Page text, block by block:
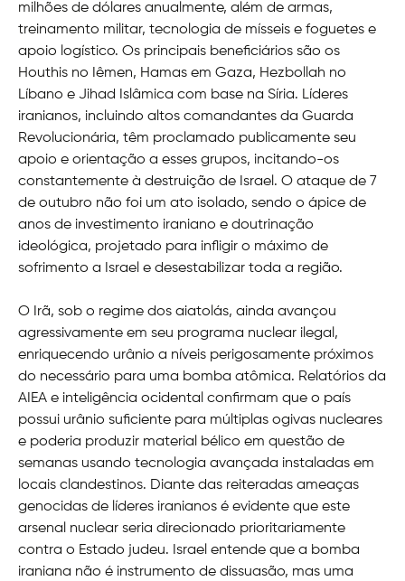
milhões de dólares anualmente, além de armas,
treinamento militar, tecnologia de mísseis e foguetes e
apoio logístico. Os principais beneficiários são os
Houthis no Iêmen, Hamas em Gaza, Hezbollah no
Líbano e Jihad Islâmica com base na Síria. Líderes
iranianos, incluindo altos comandantes da Guarda
Revolucionária, têm proclamado publicamente seu
apoio e orientação a esses grupos, incitando-os
constantemente à destruição de Israel. O ataque de 7
de outubro não foi um ato isolado, sendo o ápice de
anos de investimento iraniano e doutrinação
ideológica, projetado para infligir o máximo de
sofrimento a Israel e desestabilizar toda a região.
O Irã, sob o regime dos aiatolás, ainda avançou
agressivamente em seu programa nuclear ilegal,
enriquecendo urânio a níveis perigosamente próximos
do necessário para uma bomba atômica. Relatórios da
AIEA e inteligência ocidental confirmam que o país
possui urânio suficiente para múltiplas ogivas nucleares
e poderia produzir material bélico em questão de
semanas usando tecnologia avançada instaladas em
locais clandestinos. Diante das reiteradas ameaças
genocidas de líderes iranianos é evidente que este
arsenal nuclear seria direcionado prioritariamente
contra o Estado judeu. Israel entende que a bomba
iraniana não é instrumento de dissuasão, mas uma